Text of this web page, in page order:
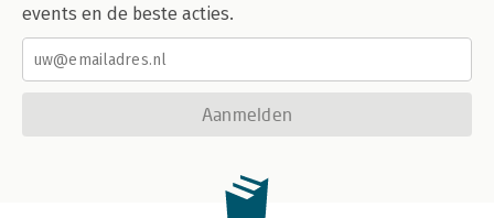
events en de beste acties.
Aanmelden